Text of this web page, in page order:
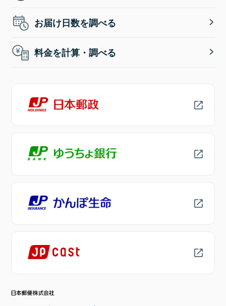
お届け日数を調べる
料金を計算・調べる